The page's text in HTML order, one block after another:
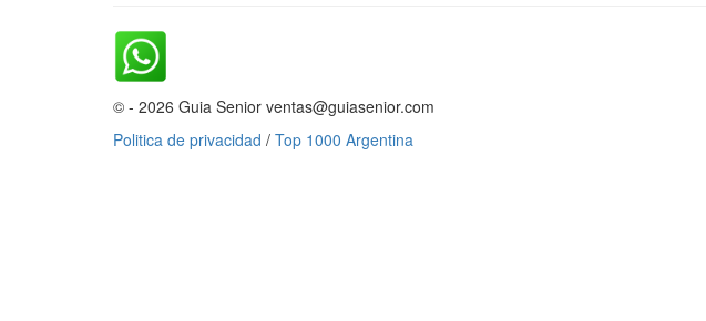
© - 2026 Guia Senior ventas@guiasenior.com
Politica de privacidad / Top 1000 Argentina